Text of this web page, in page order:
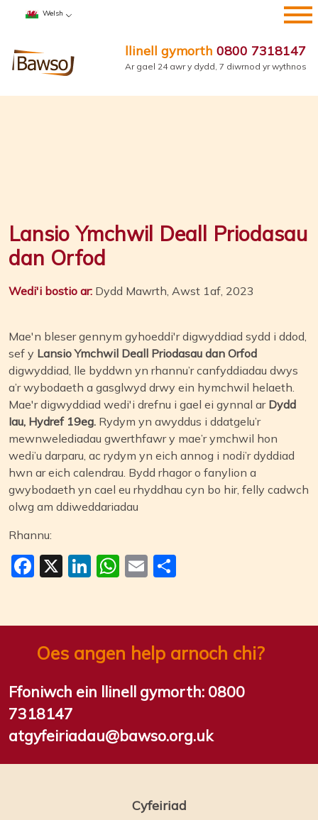
Neidio
Welsh
llinell gymorth 0800 7318147
Ar gael 24 awr y dydd, 7 diwrnod yr wythnos
Lansio Ymchwil Deall Priodasau
dan Orfod
Wedi'i bostio ar: Dydd Mawrth, Awst 1af, 2023
Mae'n bleser gennym gyhoeddi'r digwyddiad sydd i ddod,
sef y Lansio Ymchwil Deall Priodasau dan Orfod
digwyddiad, lle byddwn yn rhannu’r canfyddiadau dwys
a’r wybodaeth a gasglwyd drwy ein hymchwil helaeth.
Mae'r digwyddiad wedi'i drefnu i gael ei gynnal ar Dydd
Iau, Hydref 19eg. Rydym yn awyddus i ddatgelu’r
mewnwelediadau gwerthfawr y mae’r ymchwil hon
wedi’u darparu, ac rydym yn eich annog i nodi’r dyddiad
hwn ar eich calendrau. Bydd rhagor o fanylion a
gwybodaeth yn cael eu rhyddhau cyn bo hir, felly cadwch
olwg am ddiweddariadau
Rhannu:
Facebook
X LinkedIn
WhatsApp
Email
Oes angen help arnoch chi?
Ffoniwch ein llinell gymorth: 0800
7318147
atgyfeiriadau@bawso.org.uk
Cyfeiriad